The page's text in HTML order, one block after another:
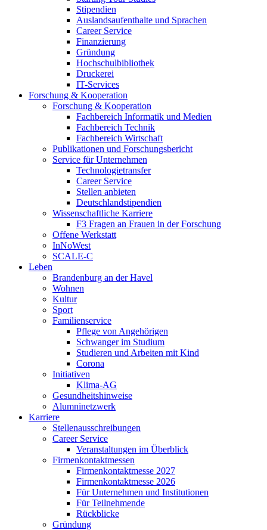
Stipendien
Auslandsaufenthalte und Sprachen
Career Service
Finanzierung
Gründung
Hochschulbibliothek
Druckerei
IT-Services
Forschung & Kooperation
Forschung & Kooperation
Fachbereich Informatik und Medien
Fachbereich Technik
Fachbereich Wirtschaft
Publikationen und Forschungsbericht
Service für Unternehmen
Technologietransfer
Career Service
Stellen anbieten
Deutschlandstipendien
Wissenschaftliche Karriere
F3 Fragen an Frauen in der Forschung
Offene Werkstatt
InNoWest
SCALE-C
Leben
Brandenburg an der Havel
Wohnen
Kultur
Sport
Familienservice
Pflege von Angehörigen
Schwanger im Studium
Studieren und Arbeiten mit Kind
Corona
Initiativen
Klima-AG
Gesundheitshinweise
Alumninetzwerk
Karriere
Stellenausschreibungen
Career Service
Veranstaltungen im Überblick
Firmenkontaktmessen
Firmenkontaktmesse 2027
Firmenkontaktmesse 2026
Für Unternehmen und Institutionen
Für Teilnehmende
Rückblicke
Gründung